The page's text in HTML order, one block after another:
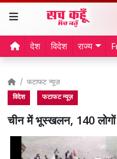
देश विदेश राज्य
फटाफट न्यूज़
विदेश फटाफट न्यूज़
चीन में भूस्खलन, 140